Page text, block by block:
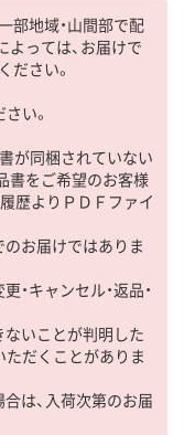
部地域・山間部で配
っては、お届けで
ださい。
い。
が同梱されていない
書をご希望のお客様
歴よりＰＤＦファイ
のお届けではありま
・キャンセル・返品・
ないことが判明した
ただくことがありま
は、入荷次第のお届